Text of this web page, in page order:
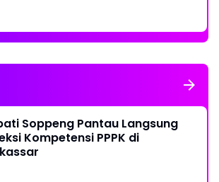
Soppeng Pantau Langsung
Kompetensi PPPK di